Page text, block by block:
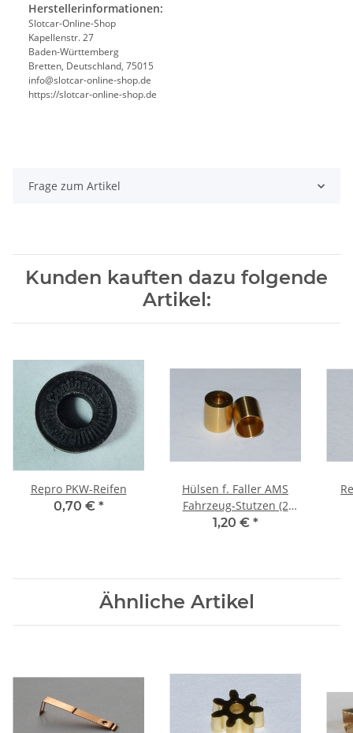
Herstellerinformationen:
Slotcar-Online-Shop
Kapellenstr. 27
Baden-Württemberg
Bretten, Deutschland, 75015
info@slotcar-online-shop.de
https://slotcar-online-shop.de
Frage zum Artikel
Kunden kauften dazu folgende
Artikel:
Repro PKW-Reifen
0,70 € *
Hülsen f. Faller AMS
Fahrzeug-Stutzen (2
Stck)
1,20 € *
Ähnliche Artikel